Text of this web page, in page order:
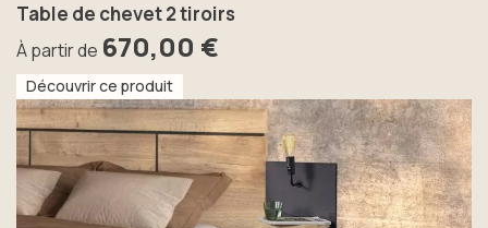
Table de chevet 2 tiroirs
À partir de 670,00 €
Découvrir ce produit